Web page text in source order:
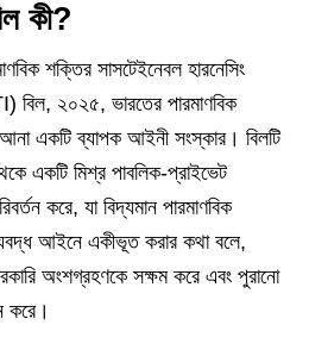
কী?
শক্তির সাসটেইনেবল হারনেসিং
বিল, ২০২৫, ভারতের পারমাণবিক
একটি ব্যাপক আইনী সংস্কার। বিলটি
একটি মিশ্র পাবলিক-প্রাইভেট
করে, যা বিদ্যমান পারমাণবিক
আইনে একীভূত করার কথা বলে,
অংশগ্রহণকে সক্ষম করে এবং পুরানো
করে।